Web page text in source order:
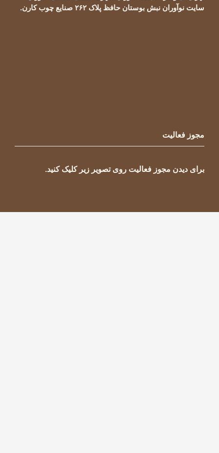
سایت نوآوران نبش بوستان حافظ پلاک ۲۶۲ صنایع چوب کارن.
مجوز فعالیت
برای دیدن مجوز فعالیت روی تصویر زیر کلیک کنید.